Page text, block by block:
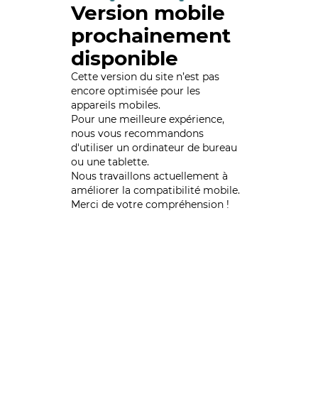
Version mobile
prochainement
disponible
Cette version du site n’est pas
encore optimisée pour les
appareils mobiles.
Pour une meilleure expérience,
nous vous recommandons
d'utiliser un ordinateur de bureau
ou une tablette.
Nous travaillons actuellement à
améliorer la compatibilité mobile.
Merci de votre compréhension !